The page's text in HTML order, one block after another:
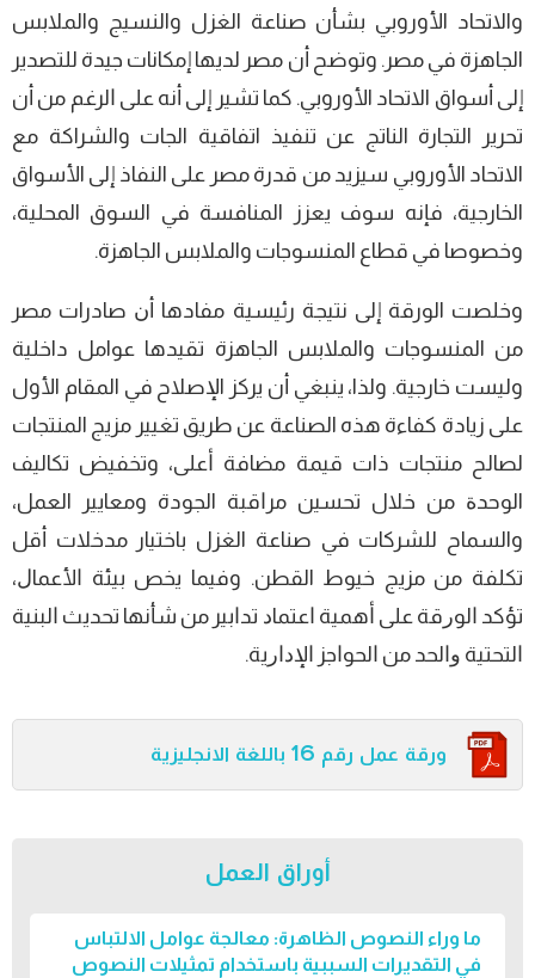
واﻻﺗﺤﺎد اﻷوروﺑﻲ ﺑﺸﺄن ﺻﻨﺎﻋﺔ الغزل واﻟﻨﺴﻴﺞ واﻟﻤﻼﺑﺲ
اﻟﺠﺎﻫﺰة ﻓﻲ ﻣﺼﺮ. وﺗﻮﺿﺢ أن ﻣﺼﺮ ﻟﺪﻳﻬﺎ إﻣﻜﺎﻧﺎت ﺟﻴﺪة ﻟﻠﺘﺼﺪﻳﺮ
إﻟﻰ أﺳﻮاق اﻻﺗﺤﺎد اﻷوروﺑﻲ. ﻛﻤﺎ ﺗﺸﻴﺮ إﻟﻰ أﻧﻪ ﻋﻠﻰ ﺍﻟﺮﻏﻢ ﻣﻦ أن
ﺗﺤﺮﻳﺮ اﻟﺘﺠﺎرة اﻟﻨﺎﺗﺞ ﻋﻦ ﺗﻨﻔﻴﺬ اﺗﻔﺎﻗﻴﺔ اﻟﺠﺎت واﻟﺸﺮاﻛﺔ ﻣﻊ
اﻻﺗﺤﺎد اﻷوروﺑﻲ ﺳﻴﺰﻳﺪ ﻣﻦ ﻗﺪرة ﻣﺼﺮ ﻋﻠﻰ اﻟﻨﻔﺎذ إﻟﻰ اﻷﺳﻮاق
اﻟﺨﺎرﺟﻴﺔ، ﻓﺈﻧﻪ ﺳﻮف ﻳﻌﺰز اﻟﻤﻨﺎﻓﺴﺔ ﻓﻲ اﻟﺴﻮق اﻟﻤﺤﻠﻴﺔ،
وﺧﺼﻮﺻﺎ ﻓﻲ ﻗﻄﺎع اﻟﻤﻨﺴﻮﺟﺎت واﻟﻤﻼﺑﺲ اﻟﺠﺎﻫﺰة.
وﺧﻠﺼﺖ اﻟﻮرﻗﺔ إﻟﻰ ﻧﺘﻴﺠﺔ رﺋﻴﺴﻴﺔ ﻣﻔﺎدﻫﺎ أﻥ ﺻﺎدرات ﻣﺼﺮ
ﻣﻦ اﻟﻤﻨﺴﻮﺟﺎت واﻟﻤﻼﺑﺲ اﻟﺠﺎهزة ﺗﻘﻴﺪﻫﺎ ﻋﻮاﻣﻞ داﺧﻠﻴﺔ
وﻟﻴﺴﺖ ﺧﺎرﺟﻴﺔ. وﻟﺬا، ﻳﻨﺒﻐﻲ أن ﻳﺮﻛﺰ اﻹﺻﻼح ﻓﻲ اﻟﻤﻘﺎم اﻷول
ﻋﻠﻰ زيادة ﻛﻔﺎءة ﻫﺬه اﻟﺼﻨﺎﻋﺔ ﻋﻦ طرﻳﻖ ﺗﻐﻴﻴﺮ ﻣﺰﻳﺞ اﻟﻤﻨﺘﺠﺎت
ﻟﺼﺎلح ﻣﻨﺘﺠﺎت ذات ﻗﻴﻤﺔ ﻣﻀﺎﻓﺔ ﺃﻋﻠﻰ، وﺗﺨﻔﻴﺾ ﺗﻜﺎﻟﻴﻒ
اﻟﻮﺣﺪﺓ ﻣﻦ ﺧﻼل ﺗﺤﺴﻴﻦ ﻣﺮﺍﻗﺒﺔ اﻟﺠﻮدة وﻣﻌﺎﻳﻴﺮ اﻟﻌﻤﻞ،
واﻟﺴﻤﺎح ﻟﻠﺸﺮﻛﺎت ﻓﻲ ﺻﻨﺎﻋﺔ اﻟﻐﺰل ﺑﺎﺧﺘﻴﺎر ﻣﺪﺧﻼت أﻗﻞ
ﺗﻜﻠﻔﺔ ﻣﻦ ﻣﺰﻳﺞ ﺧﻴﻮط اﻟﻘﻄﻦ. وﻓﻴﻤﺎ ﻳﺨﺺ ﺑﻴﺌﺔ ﺍﻷﻋﻤﺎﻝ،
ﺗﺆﻛﺪ ﺍﻟﻮﺭﻗﺔ ﻋﻠﻰ ﺃﻫﻤﻴﺔ ﺍﻋﺘﻤﺎﺩ ﺗﺪﺍﺑﻴﺮ ﻣﻦ ﺷﺄﻧﻬﺎ ﺗﺤﺪﻳﺚ ﺍﻟﺒﻨﻴﺔ
ﺍﻟﺘﺤﺘﻴﺔ ﻭﺍﻟﺤﺪ ﻣﻦ ﺍﻟﺤﻮﺍﺟﺰ ﺍﻹﺩﺍﺭﻳﺔ.
ورقة عمل رقم 16 باللغة الانجليزية
أوراق العمل
ما وراء النصوص الظاهرة: معالجة عوامل الالتباس
في التقديرات السببية باستخدام تمثيلات النصوص